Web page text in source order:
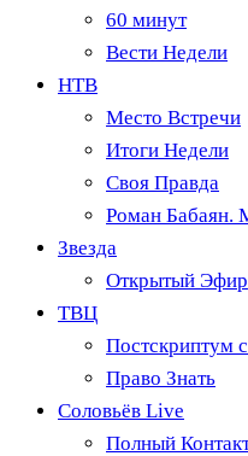
60 минут
Вести Недели
НТВ
Место Встречи
Итоги Недели
Своя Правда
Роман Бабаян.
Звезда
Открытый Эфир
ТВЦ
Постскриптум
Право Знать
Соловьёв Live
Полный